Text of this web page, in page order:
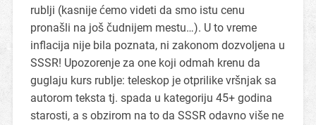
rublji (kasnije ćemo videti da smo istu cenu
pronašli na još čudnijem mestu…). U to vreme
inflacija nije bila poznata, ni zakonom dozvoljena u
SSSR! Upozorenje za one koji odmah krenu da
guglaju kurs rublje: teleskop je otprilike vršnjak sa
autorom teksta tj. spada u kategoriju 45+ godina
starosti, a s obzirom na to da SSSR odavno više ne